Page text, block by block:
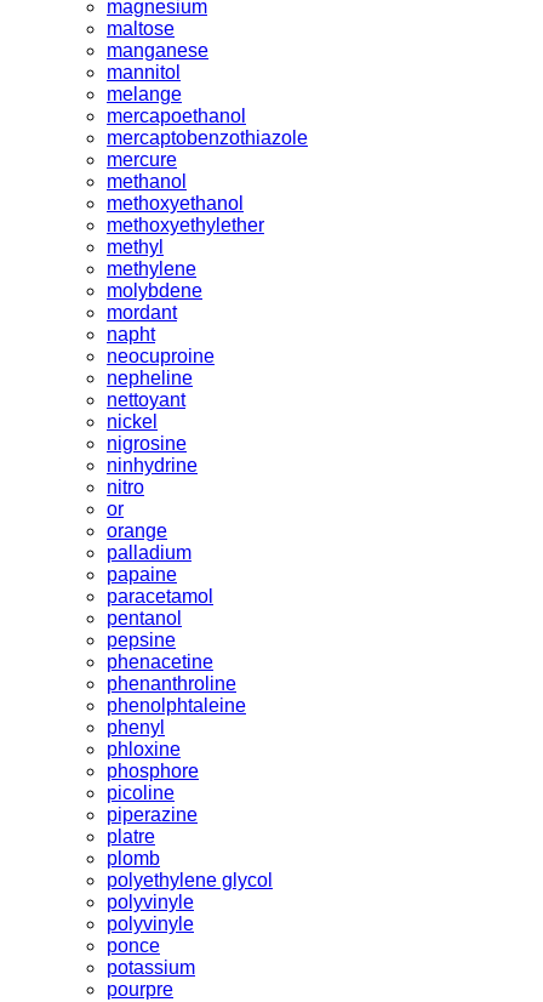
magnesium
maltose
manganese
mannitol
melange
mercapoethanol
mercaptobenzothiazole
mercure
methanol
methoxyethanol
methoxyethylether
methyl
methylene
molybdene
mordant
napht
neocuproine
nepheline
nettoyant
nickel
nigrosine
ninhydrine
nitro
or
orange
palladium
papaine
paracetamol
pentanol
pepsine
phenacetine
phenanthroline
phenolphtaleine
phenyl
phloxine
phosphore
picoline
piperazine
platre
plomb
polyethylene glycol
polyvinyle
polyvinyle
ponce
potassium
pourpre